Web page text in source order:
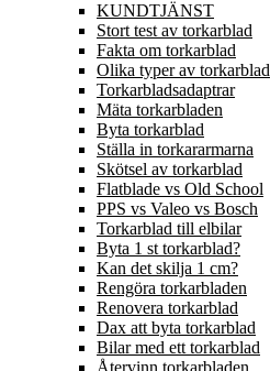
KUNDTJÄNST
Stort test av torkarblad
Fakta om torkarblad
Olika typer av torkarblad
Torkarbladsadaptrar
Mäta torkarbladen
Byta torkarblad
Ställa in torkararmarna
Skötsel av torkarblad
Flatblade vs Old School
PPS vs Valeo vs Bosch
Torkarblad till elbilar
Byta 1 st torkarblad?
Kan det skilja 1 cm?
Rengöra torkarbladen
Renovera torkarblad
Dax att byta torkarblad
Bilar med ett torkarblad
Återvinn torkarbladen